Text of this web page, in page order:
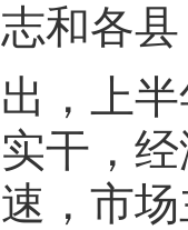
和各
上半
干，
，市